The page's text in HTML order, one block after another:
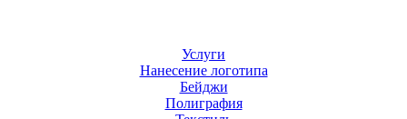
Услуги
Нанесение логотипа
Бейджи
Полиграфия